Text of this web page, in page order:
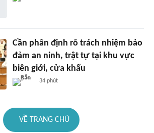
Cần phân định rõ trách nhiệm bảo
đảm an ninh, trật tự tại khu vực
biên giới, cửa khẩu
34 phút
VỀ TRANG CHỦ